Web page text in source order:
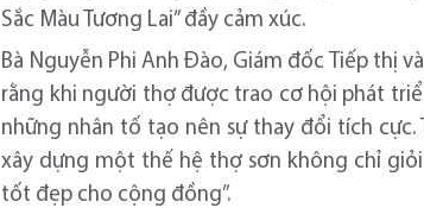
Sắc Màu Tương Lai” đầy cảm xúc.
Bà Nguyễn Phi Anh Đào, Giám đốc Tiếp thị
rằng khi người thợ được trao cơ hội phát
những nhân tố tạo nên sự thay đổi tích cực.
xây dựng một thế hệ thợ sơn không chỉ
tốt đẹp cho cộng đồng”.